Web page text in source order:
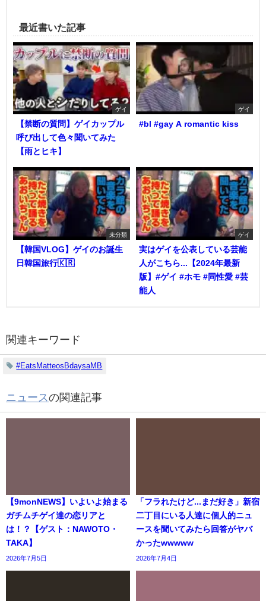
最近書いた記事
ゲイ
【禁断の質問】ゲイカップル
呼び出して色々聞いてみた
【雨とヒキ】
ゲイ
#bl #gay A romantic kiss
未分類
【韓国VLOG】ゲイのお誕生
日韓国旅行🇰🇷
ゲイ
実はゲイを公表している芸能
人がこちら...【2024年最新
版】#ゲイ #ホモ #同性愛 #芸
能人
関連キーワード
#EatsMatteosBdaysaMB
ニュースの関連記事
【9monNEWS】いよいよ始まる
ガチムチゲイ達の恋リアと
は！？【ゲスト：NAWOTO・
TAKA】
2026年7月5日
「フラれたけど...まだ好き」新宿
二丁目にいる人達に個人的ニュ
ースを聞いてみたら回答がヤバ
かったwwwww
2026年7月4日